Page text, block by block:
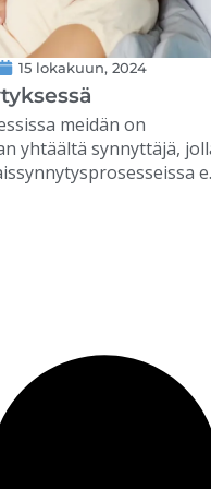
15 lokakuun, 2024
meidän on
yhtäältä synnyttäjä,